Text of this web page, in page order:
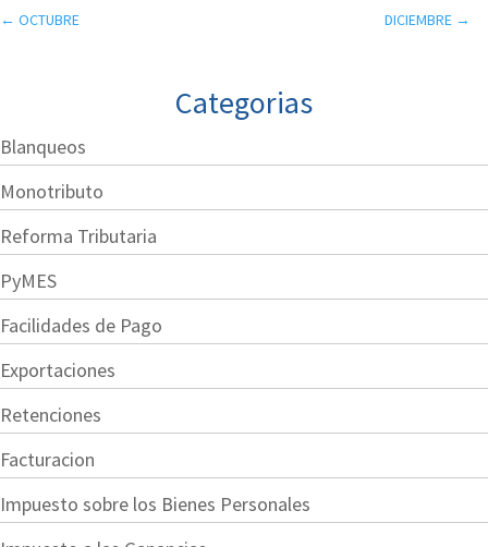
← OCTUBRE DICIEMBRE →
Categorias
Blanqueos
Monotributo
Reforma Tributaria
PyMES
Facilidades de Pago
Exportaciones
Retenciones
Facturacion
Impuesto sobre los Bienes Personales